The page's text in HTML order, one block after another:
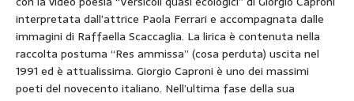
interpretata dall’attrice Paola Ferrari e accompagnata dalle
immagini di Raffaella Scaccaglia. La lirica è contenuta nella
raccolta postuma “Res ammissa” (cosa perduta) uscita nel
1991 ed è attualissima. Giorgio Caproni è uno dei massimi
poeti del novecento italiano. Nell’ultima fase della sua